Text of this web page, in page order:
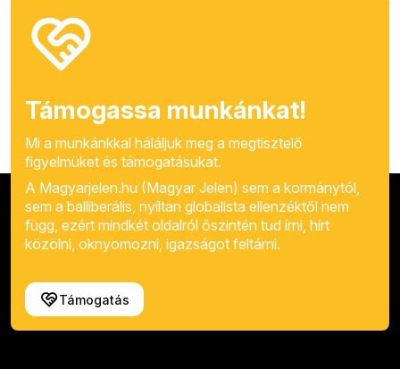
Támogassa munkánkat!
Mi a munkánkkal háláljuk meg a megtisztelő
figyelmüket és támogatásukat.
A Magyarjelen.hu (Magyar Jelen) sem a kormánytól,
sem a balliberális, nyíltan globalista ellenzéktől nem
függ, ezért mindkét oldalról őszintén tud írni, hírt
közölni, oknyomozni, igazságot feltárni.
Támogatás